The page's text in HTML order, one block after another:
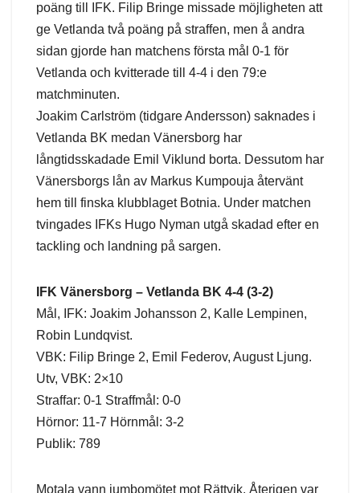
poäng till IFK. Filip Bringe missade möjligheten att
ge Vetlanda två poäng på straffen, men å andra
sidan gjorde han matchens första mål 0-1 för
Vetlanda och kvitterade till 4-4 i den 79:e
matchminuten.
Joakim Carlström (tidgare Andersson) saknades i
Vetlanda BK medan Vänersborg har
långtidsskadade Emil Viklund borta. Dessutom har
Vänersborgs lån av Markus Kumpouja återvänt
hem till finska klubblaget Botnia. Under matchen
tvingades IFKs Hugo Nyman utgå skadad efter en
tackling och landning på sargen.
IFK Vänersborg – Vetlanda BK 4-4 (3-2)
Mål, IFK: Joakim Johansson 2, Kalle Lempinen,
Robin Lundqvist.
VBK: Filip Bringe 2, Emil Federov, August Ljung.
Utv, VBK: 2×10
Straffar: 0-1 Straffmål: 0-0
Hörnor: 11-7 Hörnmål: 3-2
Publik: 789
Motala vann jumbomötet mot Rättvik. Återigen var